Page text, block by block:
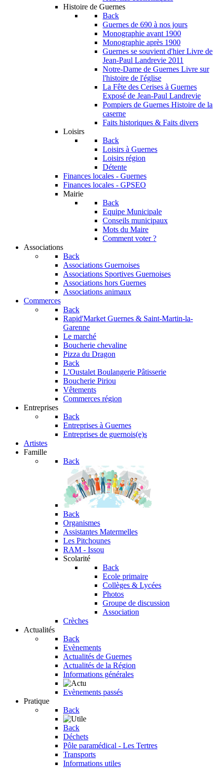
Histoire de Guernes
Back
Guernes de 690 à nos jours
Monographie avant 1900
Monographie après 1900
Guernes se souvient d'hier Livre de
Jean-Paul Landrevie 2011
Notre-Dame de Guernes Livre sur
l'histoire de l'église
La Fête des Cerises à Guernes
Exposé de Jean-Paul Landrevie
Pompiers de Guernes Histoire de la
caserne
Faits historiques & Faits divers
Loisirs
Back
Loisirs à Guernes
Loisirs région
Détente
Finances locales - Guernes
Finances locales - GPSEO
Mairie
Back
Equipe Municipale
Conseils municipaux
Mots du Maire
Comment voter ?
Associations
Back
Associations Guernoises
Associations Sportives Guernoises
Associations hors Guernes
Associations animaux
Commerces
Back
Rapid'Market Guernes & Saint-Martin-la-
Garenne
Le marché
Boucherie chevaline
Pizza du Dragon
Back
L'Oustalet Boulangerie Pâtisserie
Boucherie Piriou
Vêtements
Commerces région
Entreprises
Back
Entreprises à Guernes
Entreprises de guernois(e)s
Artistes
Famille
Back
Back
Organismes
Assistantes Matermelles
Les Pitchounes
RAM - Issou
Scolarité
Back
Ecole primaire
Collèges & Lycées
Photos
Groupe de discussion
Association
Crèches
Actualités
Back
Evènements
Actualités de Guernes
Actualités de la Région
Informations générales
Evènements passés
Pratique
Back
Back
Déchets
Pôle paramédical - Les Tertres
Transports
Informations utiles